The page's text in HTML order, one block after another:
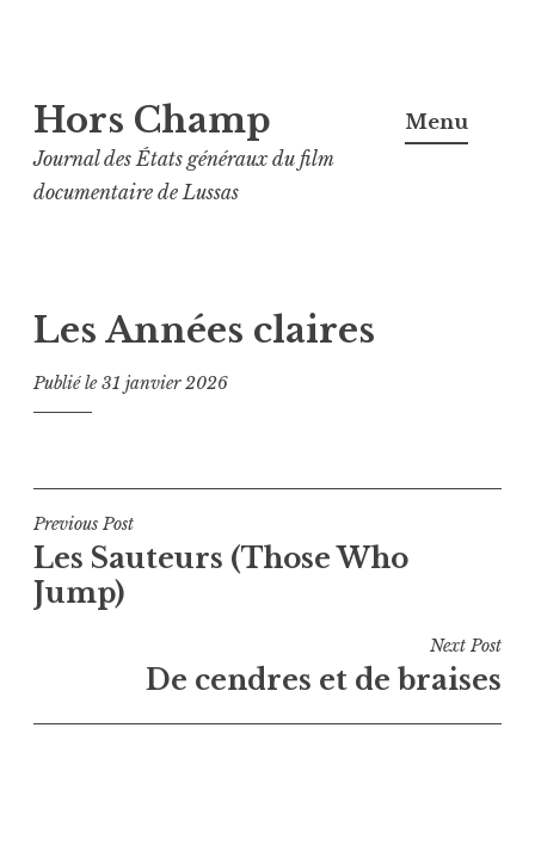
au
contenu
principal
Hors Champ
Journal des États généraux du film
documentaire de Lussas
Menu
Les Années claires
Publié le31 janvier 2026
Navigation
de
l’article
Previous Post
Les Sauteurs (Those Who
Jump)
Next Post
De cendres et de braises